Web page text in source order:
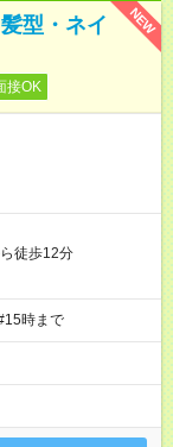
NEW
型・ネイ
接OK
徒歩12分
時まで